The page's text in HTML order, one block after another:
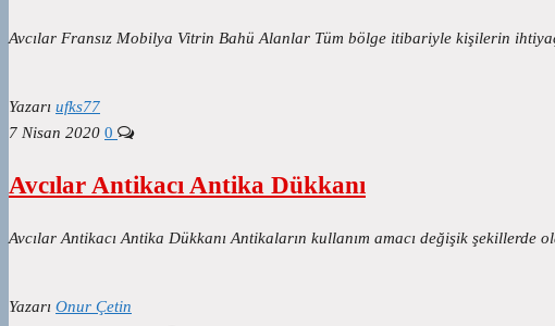
Avcılar Fransız Mobilya Vitrin Bahü Alanlar Tüm bölge itibariyle kişilerin
Yazarı ufks77
7 Nisan 2020 0
Avcılar Antikacı Antika Dükkanı
Avcılar Antikacı Antika Dükkanı Antikaların kullanım amacı değişik
Yazarı Onur Çetin